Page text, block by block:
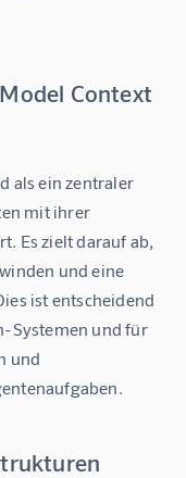
Context
als ein zentraler
mit ihrer
Es zielt darauf ab,
und eine
ist entscheidend
Systemen und für
und